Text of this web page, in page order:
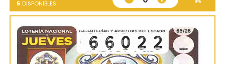
5 DISPONIBLES